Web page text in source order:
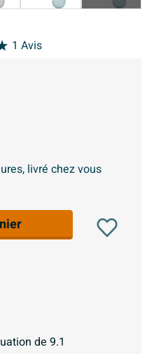
1 Avis
livré chez vous
de 9.1